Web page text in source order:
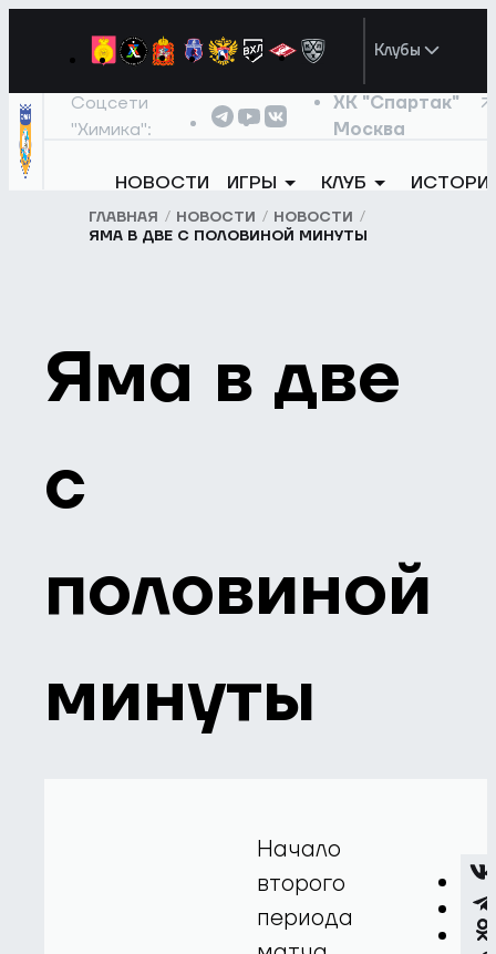
Клубы
Соцсети
"Химика":
ХК "Спартак"
Москва
НОВОСТИ ИГРЫ КЛУБ
ГЛАВНАЯ НОВОСТИ
НОВОСТИ
ЯМА В ДВЕ С ПОЛОВИНОЙ МИНУТЫ
Яма в две
с
половиной
минуты
Начало
второго
периода